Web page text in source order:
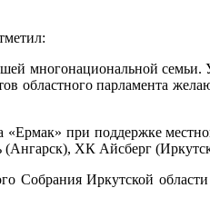
многонациональной семьи.
областного парламента
при поддержке
ХК Айсберг
Собрания Иркутской